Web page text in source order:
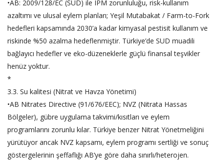
•AB: 2009/128/EC (SUD) ile IPM zorunluluğu, risk-kullanım
azaltımı ve ulusal eylem planları; Yeşil Mutabakat / Farm-to-Fork
hedefleri kapsamında 2030’a kadar kimyasal pestisit kullanım ve
riskinde %50 azalma hedeflenmiştir. Türkiye’de SUD muadili
bağlayıcı hedefler ve eko-düzeneklerle güçlü finansal teşvikler
henüz yoktur.
*
3.3. Su kalitesi (Nitrat ve Havza Yönetimi)
•AB Nitrates Directive (91/676/EEC); NVZ (Nitrata Hassas
Bölgeler), gübre uygulama takvimi/kısıtları ve eylem
programlarını zorunlu kılar. Türkiye benzer Nitrat Yönetmeliğini
yürütüyor ancak NVZ kapsamı, eylem programı sertliği ve sonuç
göstergelerinin şeffaflığı AB’ye göre daha sınırlı/heterojen.